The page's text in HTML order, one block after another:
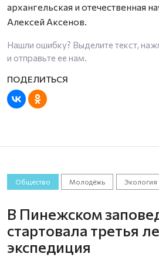
архангельская и отечественная
Алексей Аксенов.
Нашли ошибку? Выделите текст,
и отправьте ее нам.
Общество Молодёжь Экология
В Пинежском
стартовала третья
экспедиция